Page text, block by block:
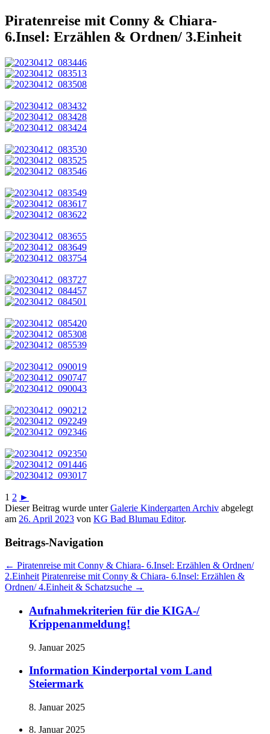
Piratenreise mit Conny & Chiara-
6.Insel: Erzählen & Ordnen/ 3.Einheit
1 2 ►
Dieser Beitrag wurde unterGalerie Kindergarten Archiv abgelegt
am 26. April 2023 von KG Bad Blumau Editor.
Beitrags-Navigation
← Piratenreise mit Conny & Chiara- 6.Insel: Erzählen & Ordnen/
2.Einheit Piratenreise mit Conny & Chiara- 6.Insel: Erzählen &
Ordnen/ 4.Einheit & Schatzsuche →
Aufnahmekriterien für die KIGA-/
Krippenanmeldung!
9. Januar 2025
Information Kinderportal vom Land
Steiermark
8. Januar 2025
8. Januar 2025